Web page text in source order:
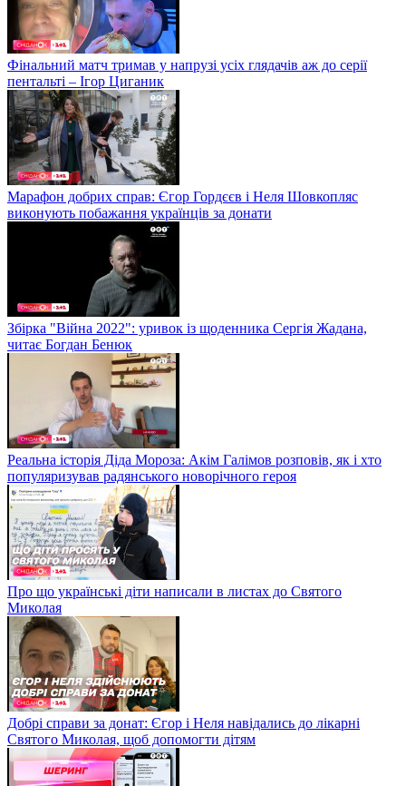
Фінальний матч тримав у напрузі усіх глядачів аж до серії
пентальті – Ігор Циганик
Марафон добрих справ: Єгор Гордєєв і Неля Шовкопляс
виконують побажання українців за донати
Збірка "Війна 2022": уривок із щоденника Сергія Жадана,
читає Богдан Бенюк
Реальна історія Діда Мороза: Акім Галімов розповів, як і хто
популяризував радянського новорічного героя
Про що українські діти написали в листах до Святого
Миколая
Добрі справи за донат: Єгор і Неля навідались до лікарні
Святого Миколая, щоб допомогти дітям